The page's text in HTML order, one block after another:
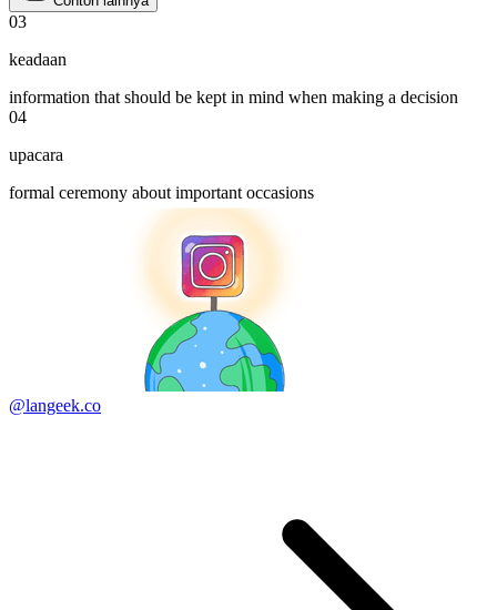
03
keadaan
information that should be kept in mind when making a decision
04
upacara
formal ceremony about important occasions
@langeek.co